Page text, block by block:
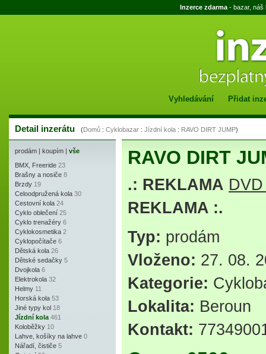
Inzerce zdarma - bazar, náš
Vyhledávání Přidat
Detail inzerátu (Domů : Cyklobazar : Jízdní kola : RAVO DIRT JUMP)
prodám | koupím | vše
BMX, Freeride 23
Brašny a nosiče 8
Brzdy 19
Celoodpružená kola 30
Cestovní kola 24
Cyklo oblečení 25
Cyklo trenažéry 6
Cyklokosmetika 2
Cyklopočítače 6
Dětská kola 26
Dětské sedačky 5
Dvojkola 6
Elektrokola 32
Helmy 11
Horská kola 53
Jiné typy kol 18
Jízdní kola 461
Koloběžky 10
Lahve, košíky na lahve 0
Nářadí, čističe 5
RAVO DIRT
.: REKLAMA
REKLAMA :.
Typ: prodám
Vloženo: 27. 08.
Kategorie:
Lokalita: Beroun
Kontakt: